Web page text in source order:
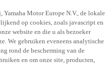
Yamaha Motor Europe N.V., de lokale
op cookies, zoals javascript en
website en die u als bezoeker
We gebruiken eveneens analytische
rond de bescherming van de
en om onze site, producten,